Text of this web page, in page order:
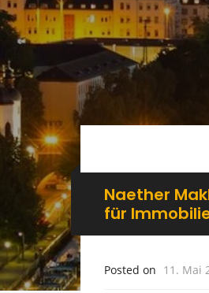
Naether
für
Posted on 11. Mai